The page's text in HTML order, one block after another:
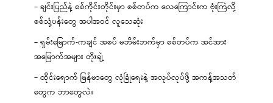
– ချင်းပြည်နဲ့ စစ်ကိုင်းတိုင်းမှာ စစ်တပ်က လေကြောင်းက ဗုံးကြဲလို့
စစ်သုံ့ပန်းတွေ အပါအဝင် လူသေဆုံး
– ရှမ်းမြောက်-ကချင် အစပ် မဘိမ်းဘက်မှာ စစ်တပ်က အင်အား
အမြောက်အများ တိုးချဲ့
– ထိုင်းရောက် မြန်မာတွေ လုံခြုံရေးနဲ့ အလုပ်လုပ်ဖို့ အကန့်အသတ်
တွေက ဘာတွေလဲ။